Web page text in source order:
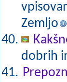
Zemljo
dobrih